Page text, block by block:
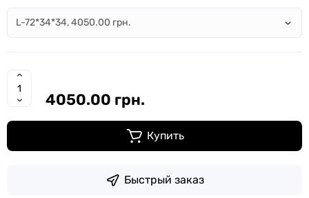
4050.00 грн.
Купить
Быстрый заказ